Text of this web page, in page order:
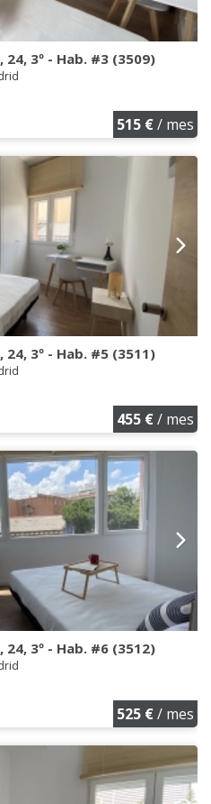
3º - Hab. #3 (3509)
515 €/ mes
3º - Hab. #5 (3511)
455 €/ mes
3º - Hab. #6 (3512)
525 €/ mes